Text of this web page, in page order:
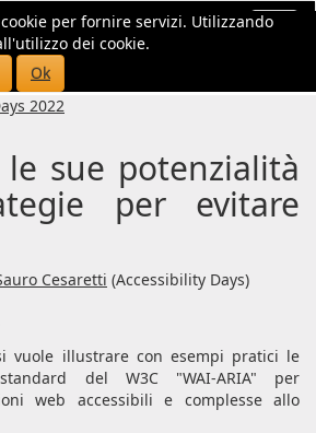
per fornire servizi. Utilizzando
dei cookie.
Ok
2022
le sue potenzialità
per evitare
Cesaretti (Accessibility Days)
vuole illustrare con esempi pratici le
del W3C "WAI-ARIA" per
web accessibili e complesse allo